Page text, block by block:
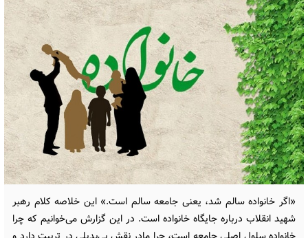
«اگر خانواده سالم شد، یعنی جامعه سالم است.» این خلاصه کلام رهبر
شهید انقلاب درباره جایگاه خانواده است. در این گزارش می‌خوانیم که چرا